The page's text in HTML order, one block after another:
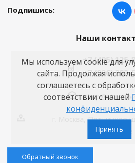
Подпишись:
Наши
+7 (495) 125-
+7 (926) 282-
г. Москва, Пятницкое
помещение
Обратный звонок
Мы используем cookie для
сайта. Продолжая
соглашаетесь с
соответствии с нашей
Принять